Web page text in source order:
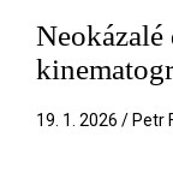
19. 1. 2026 / Petr